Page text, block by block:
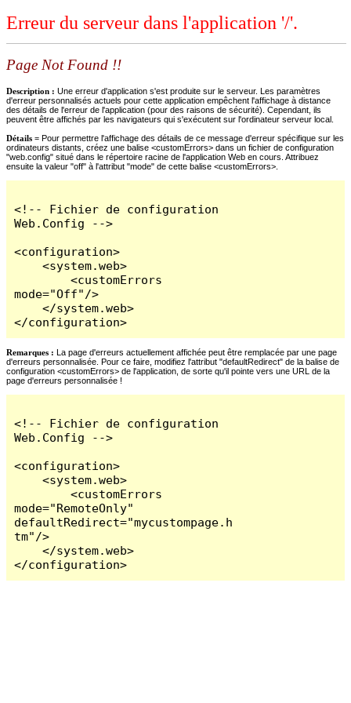
Erreur du serveur dans l'application '/'.
Page Not Found !!
Description : Une erreur d'application s'est produite sur le serveur. Les paramètres
d'erreur personnalisés actuels pour cette application empêchent l'affichage à distance
des détails de l'erreur de l'application (pour des raisons de sécurité). Cependant, ils
peuvent être affichés par les navigateurs qui s'exécutent sur l'ordinateur serveur local.
Détails = Pour permettre l'affichage des détails de ce message d'erreur spécifique sur les
ordinateurs distants, créez une balise <customErrors> dans un fichier de configuration
"web.config" situé dans le répertoire racine de l'application Web en cours. Attribuez
ensuite la valeur "off" à l'attribut "mode" de cette balise <customErrors>.
<!-- Fichier de configuration
Web.Config -->
<configuration>
    <system.web>
        <customErrors
mode="Off"/>
    </system.web>
</configuration>
Remarques : La page d'erreurs actuellement affichée peut être remplacée par une page
d'erreurs personnalisée. Pour ce faire, modifiez l'attribut "defaultRedirect" de la balise de
configuration <customErrors> de l'application, de sorte qu'il pointe vers une URL de la
page d'erreurs personnalisée !
<!-- Fichier de configuration
Web.Config -->
<configuration>
    <system.web>
        <customErrors
mode="RemoteOnly"
defaultRedirect="mycustompage.h
tm"/>
    </system.web>
</configuration>